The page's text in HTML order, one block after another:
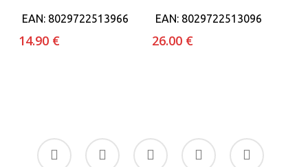
EAN: 8029722513966
14.90 €
EAN: 8029722513096
26.00 €
facebook
google-
plus
instagram whatsapp tiktok